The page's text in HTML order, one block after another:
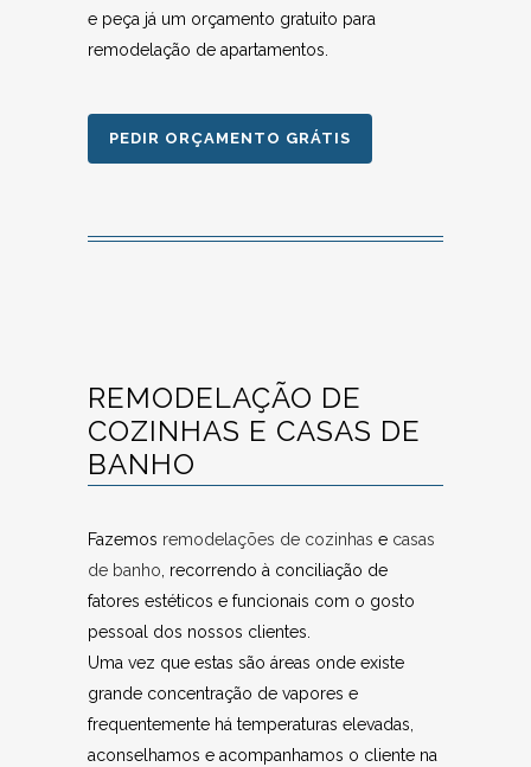
e peça já um orçamento gratuito para
remodelação de apartamentos.
PEDIR ORÇAMENTO GRÁTIS
REMODELAÇÃO DE
COZINHAS E CASAS DE
BANHO
Fazemos remodelações de cozinhas e casas
de banho , recorrendo à conciliação de
fatores estéticos e funcionais com o gosto
pessoal dos nossos clientes.
Uma vez que estas são áreas onde existe
grande concentração de vapores e
frequentemente há temperaturas elevadas,
aconselhamos e acompanhamos o cliente na